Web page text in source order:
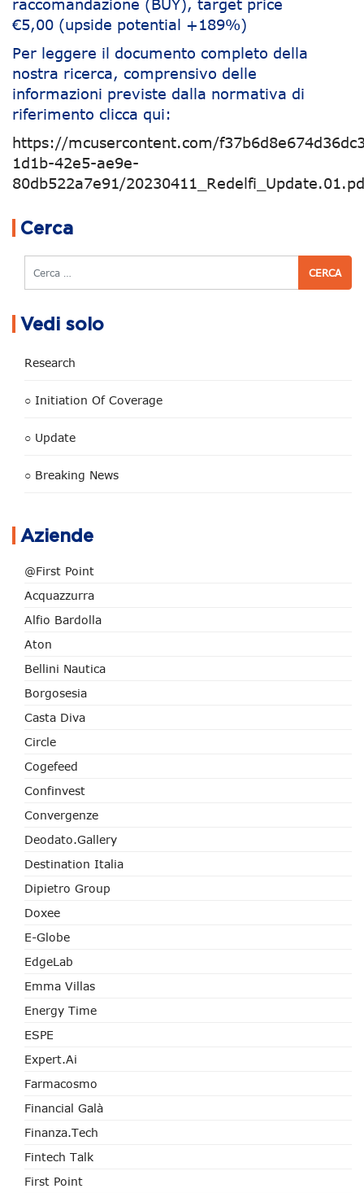
raccomandazione (BUY), target price
€5,00 (upside potential +189%)
Per leggere il documento completo della
nostra ricerca, comprensivo delle
informazioni previste dalla normativa di
riferimento clicca qui:
https://mcusercontent.com/
1d1b-42e5-ae9e-
80db522a7e91/
Cerca
Cerca
Vedi solo
Research
○ Initiation Of Coverage
○ Update
○ Breaking News
Aziende
@First Point
Acquazzurra
Alfio Bardolla
Aton
Bellini Nautica
Borgosesia
Casta Diva
Circle
Cogefeed
Confinvest
Convergenze
Deodato.Gallery
Destination Italia
Dipietro Group
Doxee
E-Globe
EdgeLab
Emma Villas
Energy Time
ESPE
Expert.ai
Farmacosmo
Financial Galà
Finanza.tech
Fintech Talk
First Point